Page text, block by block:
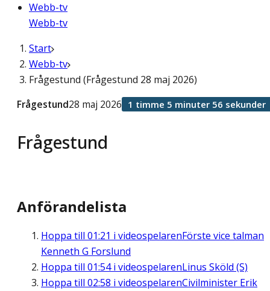
Webb-tv
Webb-tv
Start
Webb-tv
Frågestund (Frågestund 28 maj 2026)
Frågestund
Frågestund28 maj 2026 1 timme 5 minuter 56 sekunder
Anförandelista
Hoppa till 01:21 i videospelarenFörste vice talman
Kenneth G Forslund
Hoppa till 01:54i videospelarenLinus Sköld (S)
Hoppa till 02:58 i videospelarenCivilminister Erik